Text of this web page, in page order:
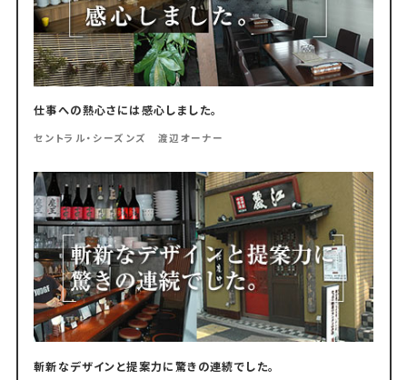
仕事への熱心さには感心しました。
セントラル・シーズンズ 渡辺オーナー
斬新なデザインと提案力に驚きの連続でした。